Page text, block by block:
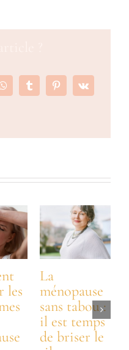
WhatsappTumblr PinterestVk
les
La
ménopause
sans tabou :
il est temps
de briser le